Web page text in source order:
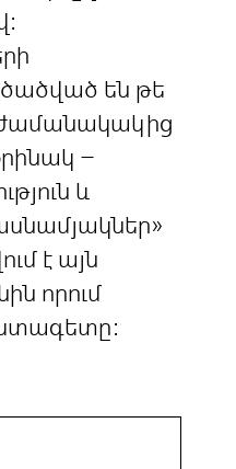
են թե
–
և
է այն
որում